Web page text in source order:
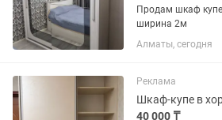
Продам шкаф
ширина 2м
Алматы, сегодня
Реклама
Шкаф-купе в
40 000 ₸